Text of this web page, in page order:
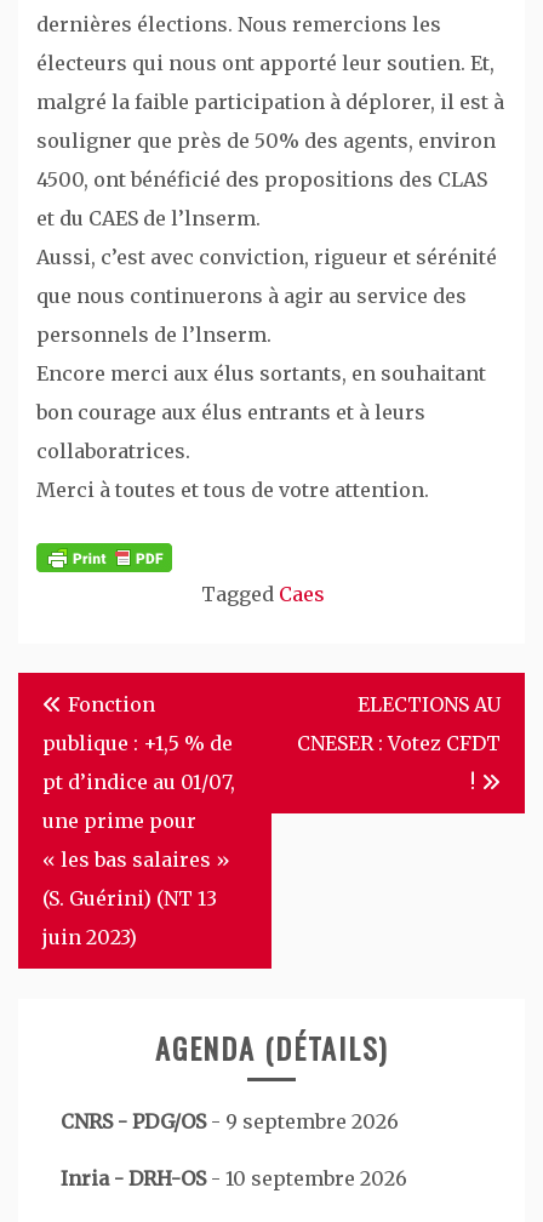
dernières élections. Nous remercions les
électeurs qui nous ont apporté leur soutien. Et,
malgré la faible participation à déplorer, il est à
souligner que près de 50% des agents, environ
4500, ont bénéficié des propositions des CLAS
et du CAES de l’lnserm.
Aussi, c’est avec conviction, rigueur et sérénité
que nous continuerons à agir au service des
personnels de l’lnserm.
Encore merci aux élus sortants, en souhaitant
bon courage aux élus entrants et à leurs
collaboratrices.
Merci à toutes et tous de votre attention.
Tagged Caes
Navigation
l’article
Fonction
publique : +1,5 % de
pt d’indice au 01/07,
une prime pour
« les bas salaires »
(S. Guérini) (NT 13
juin 2023)
ELECTIONS AU
CNESER : Votez CFDT
!
AGENDA (DÉTAILS)
CNRS - PDG/OS- 9 septembre 2026
Inria - DRH-OS- 10 septembre 2026